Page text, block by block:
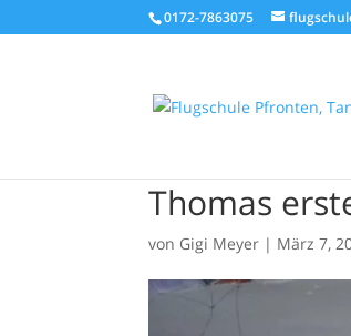
0172-7863075
Thomas
von Gigi Meyer | März 7,